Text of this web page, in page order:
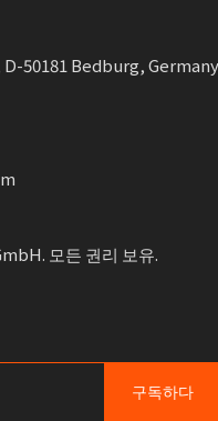
50181 Bedburg, Germany
모든 권리 보유.
구독하다